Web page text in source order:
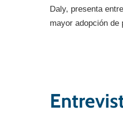
Daly, presenta
mayor adopción